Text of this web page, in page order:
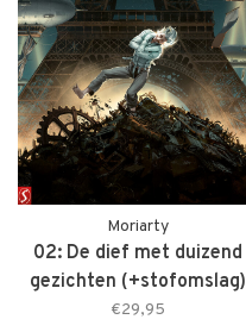
Moriarty
02: De dief met duizend
gezichten (+stofomslag)
€29,95